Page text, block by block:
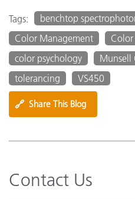
Tags:
benchtop
Color Management
Color
color psychology
Munsell
tolerancing
VS450
🔗 Share This Blog
Contact Us